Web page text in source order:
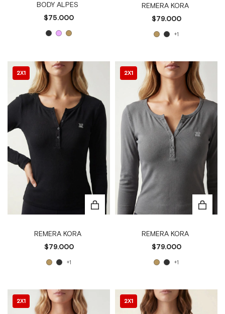
BODY ALPES
$75.000
REMERA KORA
$79.000
+1
2X1
REMERA KORA
$79.000
+1
2X1
REMERA KORA
$79.000
+1
2X1 2X1